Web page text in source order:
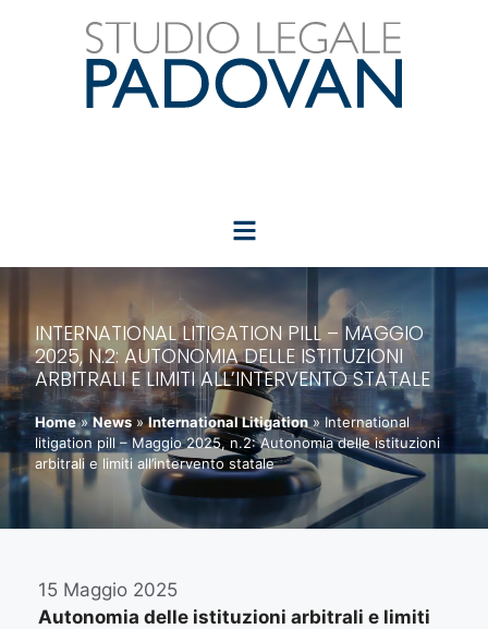
INTERNATIONAL LITIGATION PILL – MAGGIO
2025, N.2: AUTONOMIA DELLE ISTITUZIONI
ARBITRALI E LIMITI ALL’INTERVENTO STATALE
Home » News » International Litigation » International
litigation pill – Maggio 2025, n.2: Autonomia delle istituzioni
arbitrali e limiti all’intervento statale
15 Maggio 2025
Autonomia delle istituzioni arbitrali e limiti